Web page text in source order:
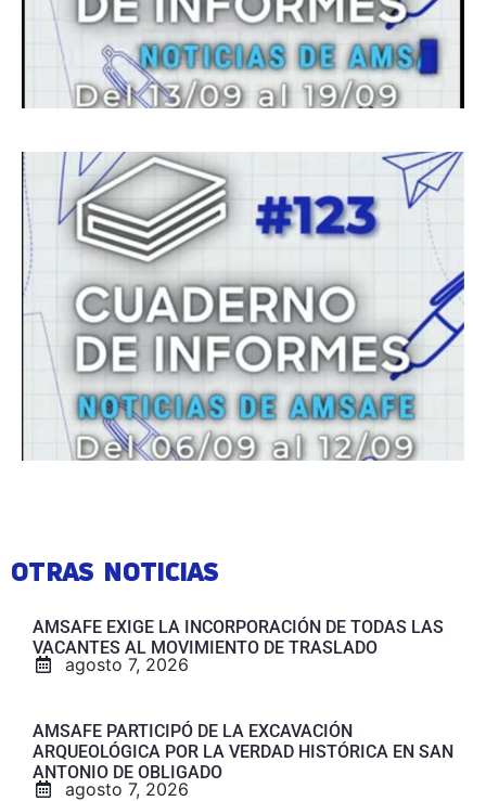
OTRAS NOTICIAS
AMSAFE EXIGE LA INCORPORACIÓN DE TODAS LAS
VACANTES AL MOVIMIENTO DE TRASLADO
agosto 7, 2026
AMSAFE PARTICIPÓ DE LA EXCAVACIÓN
ARQUEOLÓGICA POR LA VERDAD HISTÓRICA EN SAN
ANTONIO DE OBLIGADO
agosto 7, 2026